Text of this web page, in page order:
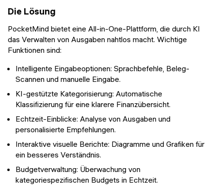
Die Lösung
PocketMind bietet eine All-in-One-Plattform, die durch KI
das Verwalten von Ausgaben nahtlos macht. Wichtige
Funktionen sind:
Intelligente Eingabeoptionen: Sprachbefehle, Beleg-
Scannen und manuelle Eingabe.
KI-gestützte Kategorisierung: Automatische
Klassifizierung für eine klarere Finanzübersicht.
Echtzeit-Einblicke: Analyse von Ausgaben und
personalisierte Empfehlungen.
Interaktive visuelle Berichte: Diagramme und Grafiken für
ein besseres Verständnis.
Budgetverwaltung: Überwachung von
kategoriespezifischen Budgets in Echtzeit.